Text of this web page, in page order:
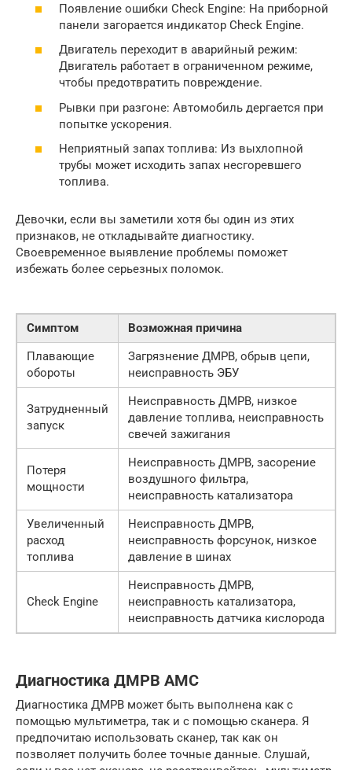
Появление ошибки Check Engine: На приборной
панели загорается индикатор Check Engine.
Двигатель переходит в аварийный режим:
Двигатель работает в ограниченном режиме,
чтобы предотвратить повреждение.
Рывки при разгоне: Автомобиль дергается при
попытке ускорения.
Неприятный запах топлива: Из выхлопной
трубы может исходить запах несгоревшего
топлива.
Девочки, если вы заметили хотя бы один из этих
признаков, не откладывайте диагностику.
Своевременное выявление проблемы поможет
избежать более серьезных поломок.
Симптом
Возможная причина
Плавающие
обороты
Загрязнение ДМРВ, обрыв цепи,
неисправность ЭБУ
Затрудненный
запуск
Неисправность ДМРВ, низкое
давление топлива, неисправность
свечей зажигания
Потеря
мощности
Неисправность ДМРВ, засорение
воздушного фильтра,
неисправность катализатора
Увеличенный
расход
топлива
Неисправность ДМРВ,
неисправность форсунок, низкое
давление в шинах
Check Engine
Неисправность ДМРВ,
неисправность катализатора,
неисправность датчика кислорода
Диагностика ДМРВ AMC
Диагностика ДМРВ может быть выполнена как с
помощью мультиметра, так и с помощью сканера. Я
предпочитаю использовать сканер, так как он
позволяет получить более точные данные. Слушай,